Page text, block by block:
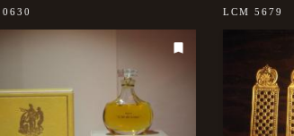
LCM 5679